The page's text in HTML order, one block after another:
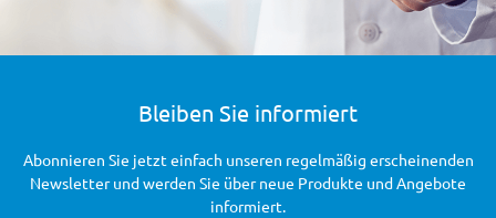
Bleiben Sie informiert
Abonnieren Sie jetzt einfach unseren regelmäßig erscheinenden
Newsletter und werden Sie über neue Produkte und Angebote
informiert.